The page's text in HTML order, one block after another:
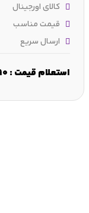
عرض :21 mm
کالای اورجینال
قیمت مناسب
ارسال سریع
استعلام قیمت : 33977190-021